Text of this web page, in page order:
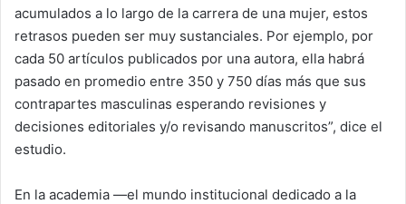
acumulados a lo largo de la carrera de una mujer, estos
retrasos pueden ser muy sustanciales. Por ejemplo, por
cada 50 artículos publicados por una autora, ella habrá
pasado en promedio entre 350 y 750 días más que sus
contrapartes masculinas esperando revisiones y
decisiones editoriales y/o revisando manuscritos”, dice el
estudio.
En la academia —el mundo institucional dedicado a la